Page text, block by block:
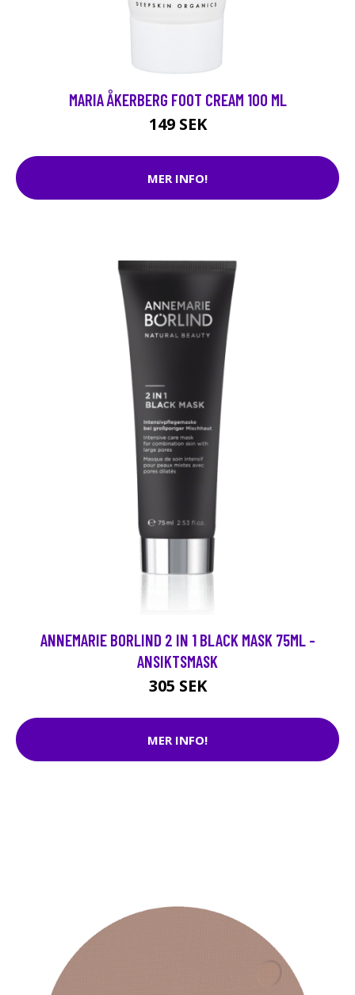
MARIA ÅKERBERG FOOT CREAM 100 ML
149 SEK
MER INFO!
ANNEMARIE BORLIND 2 IN 1 BLACK MASK 75ML -
ANSIKTSMASK
305 SEK
MER INFO!